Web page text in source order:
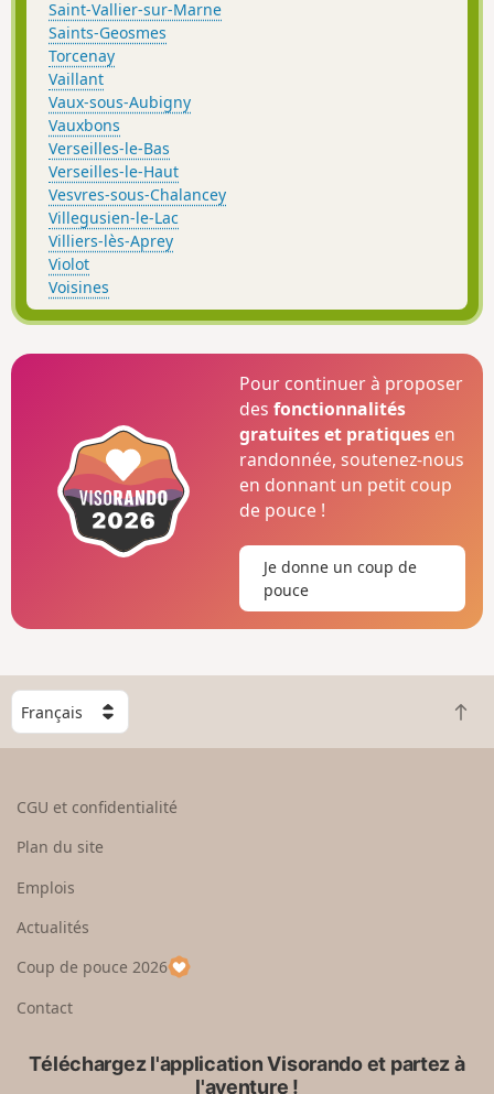
Saint-Vallier-sur-Marne
Saints-Geosmes
Torcenay
Vaillant
Vaux-sous-Aubigny
Vauxbons
Verseilles-le-Bas
Verseilles-le-Haut
Vesvres-sous-Chalancey
Villegusien-le-Lac
Villiers-lès-Aprey
Violot
Voisines
Pour continuer à proposer
desfonctionnalités
gratuites et pratiques en
randonnée, soutenez-nous
en donnant un petit coup
de pouce !
Je donne un coup de
pouce
C
h
o
e
u
p
a
R
e
CGU et confidentialité
Plan du site
Emplois
Actualités
Coup de pouce 2026
Contact
Téléchargez l'application Visorando et partez à
l'aventure !